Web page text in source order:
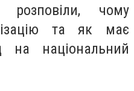
розповіли, чому
та як має
на національний